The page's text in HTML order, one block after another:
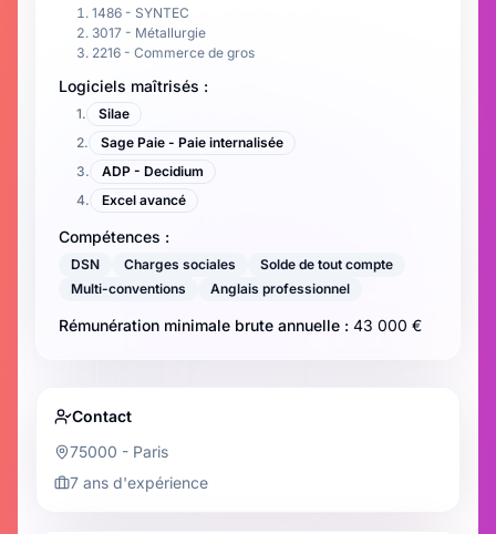
1486 - SYNTEC
3017 - Métallurgie
2216 - Commerce de gros
Logiciels maîtrisés :
1.
Silae
2.
Sage Paie - Paie internalisée
3.
ADP - Decidium
4. Excel avancé
Compétences :
DSN Charges sociales
Solde de tout compte
Multi-conventions
Anglais professionnel
Rémunération minimale brute annuelle : 43 000 €
Contact
75000 - Paris
7 ans d'expérience